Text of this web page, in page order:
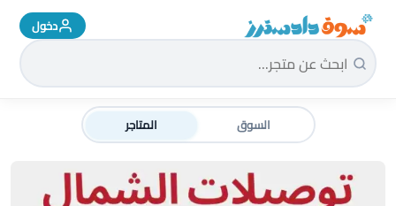
سوق دادسترز الرئيسية دخول
السوق المتاجر